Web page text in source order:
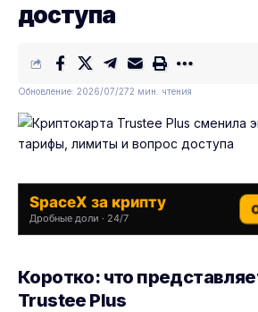
доступа
Обновление: 2026/07/272 мин. чтения
SpaceX за крипту
Дробные доли · 24/7
Коротко: что
Trustee Plus